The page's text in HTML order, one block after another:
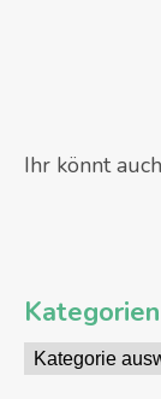
Ihr könnt
Kategorien